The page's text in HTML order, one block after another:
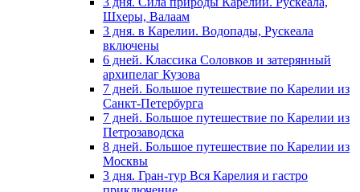
Шхеры, Валаам
3 дня. в Карелии. Водопады, Рускеала
включены
6 дней. Классика Соловков и затерянный
архипелаг Кузова
7 дней. Большое путешествие по Карелии из
Санкт-Петербурга
7 дней. Большое путешествие по Карелии из
Петрозаводска
8 дней. Большое путешествие по Карелии из
Москвы
3 дня. Гран-тур Вся Карелия и гастро